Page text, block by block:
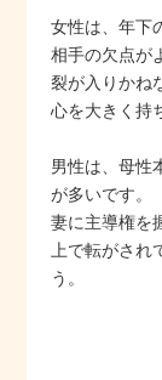
女性は、年下
相手の欠点が
裂が入りかね
心を大きく持
男性は、母性
が多いです。
妻に主導権を
上で転がされ
う。